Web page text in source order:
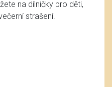
na dílničky pro děti,
strašení.